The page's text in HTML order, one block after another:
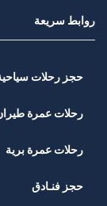
روابط سريعة
حجز رحلات
رحلات عمرة
رحلات عمرة برية
حجز فنـادق